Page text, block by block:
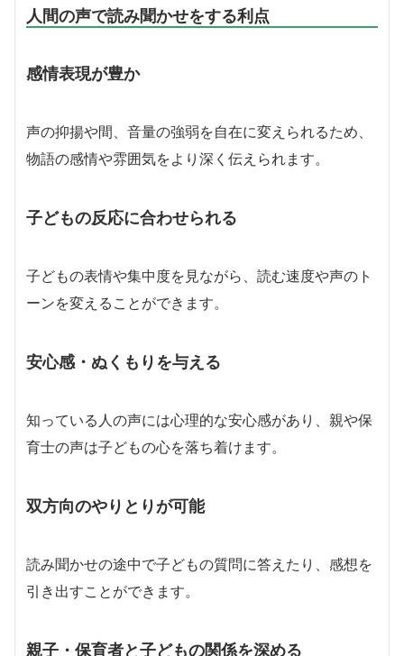
人間の声で読み聞かせをする利点
感情表現が豊か
声の抑揚や間、音量の強弱を自在に変えられるため、
物語の感情や雰囲気をより深く伝えられます。
子どもの反応に合わせられる
子どもの表情や集中度を見ながら、読む速度や声のト
ーンを変えることができます。
安心感・ぬくもりを与える
知っている人の声には心理的な安心感があり、親や保
育士の声は子どもの心を落ち着けます。
双方向のやりとりが可能
読み聞かせの途中で子どもの質問に答えたり、感想を
引き出すことができます。
親子・保育者と子どもの関係を深める